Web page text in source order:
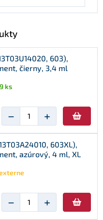
603),
čierny, 3,4 ml
ks
− +
603XL),
azúrový, 4 ml, XL
− +